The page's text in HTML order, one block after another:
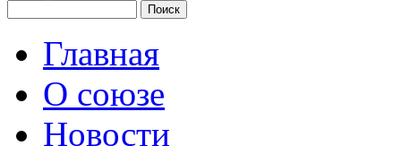
Главная
О союзе
Новости